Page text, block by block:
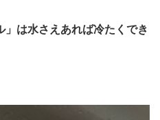
」は水さえあれば冷たくでき